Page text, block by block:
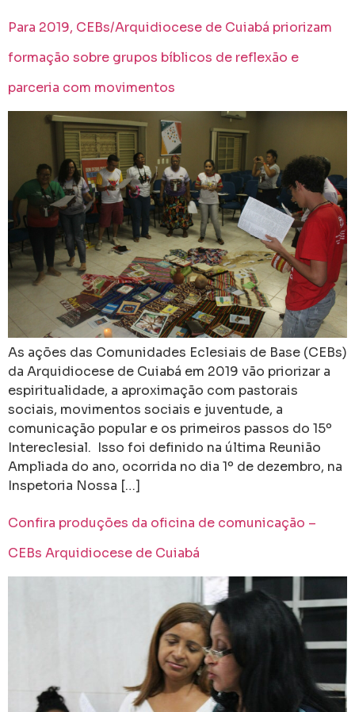
Para 2019, CEBs/Arquidiocese de Cuiabá priorizam
formação sobre grupos bíblicos de reflexão e
parceria com movimentos
As ações das Comunidades Eclesiais de Base (CEBs)
da Arquidiocese de Cuiabá em 2019 vão priorizar a
espiritualidade, a aproximação com pastorais
sociais, movimentos sociais e juventude, a
comunicação popular e os primeiros passos do 15º
Intereclesial. Isso foi definido na última Reunião
Ampliada do ano, ocorrida no dia 1º de dezembro, na
Inspetoria Nossa […]
Confira produções da oficina de comunicação –
CEBs Arquidiocese de Cuiabá